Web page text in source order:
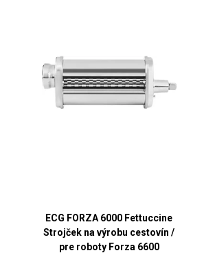
ECG FORZA 6000 Fettuccine
Strojček na výrobu cestovín /
pre roboty Forza 6600